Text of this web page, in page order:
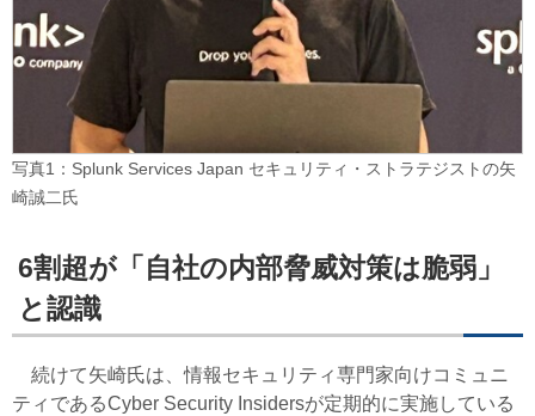
写真1：Splunk Services Japan セキュリティ・ストラテジストの矢
崎誠二氏
6割超が「自社の内部脅威対策は脆弱」
と認識
続けて矢崎氏は、情報セキュリティ専門家向けコミュニ
ティであるCyber Security Insidersが定期的に実施している